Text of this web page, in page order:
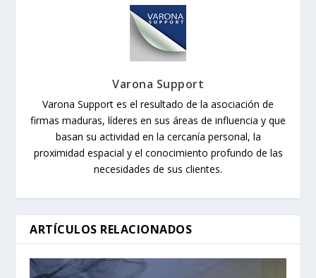
Varona Support
Varona Support es el resultado de la asociación de
firmas maduras, líderes en sus áreas de influencia y que
basan su actividad en la cercanía personal, la
proximidad espacial y el conocimiento profundo de las
necesidades de sus clientes.
ARTÍCULOS RELACIONADOS